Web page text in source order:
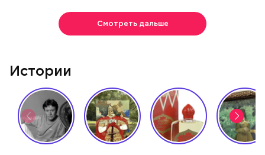
Смотреть дальше
Истории